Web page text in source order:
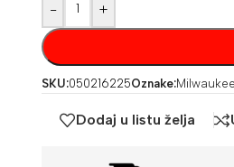
- +
SKU:050216225Oznake:Milwaukee
Dodaj u listu želja